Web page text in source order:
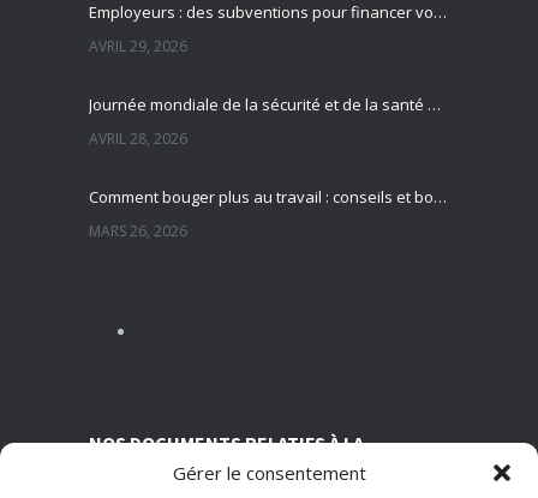
Gérer le consentement
Employeurs : des subventions pour financer vos actions de prévention des risques professionnels
AVRIL 29, 2026
Journée mondiale de la sécurité et de la santé au travail : focus sur la prévention des risques professionnels
AVRIL 28, 2026
Comment bouger plus au travail : conseils et bonnes pratiques pour préserver sa santé
MARS 26, 2026
MARS 13, 2026
NOS DOCUMENTS RELATIFS À LA
TRANSPARENCE SUR NOS CONDITIONS